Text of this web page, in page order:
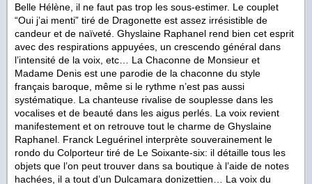
Belle Hélène, il ne faut pas trop les sous-estimer. Le couplet
“Oui j’ai menti” tiré de Dragonette est assez irrésistible de
candeur et de naïveté. Ghyslaine Raphanel rend bien cet esprit
avec des respirations appuyées, un crescendo général dans
l’intensité de la voix, etc… La Chaconne de Monsieur et
Madame Denis est une parodie de la chaconne du style
français baroque, même si le rythme n’est pas aussi
systématique. La chanteuse rivalise de souplesse dans les
vocalises et de beauté dans les aigus perlés. La voix revient
manifestement et on retrouve tout le charme de Ghyslaine
Raphanel. Franck Leguérinel interprète souverainement le
rondo du Colporteur tiré de Le Soixante-six: il détaille tous les
objets que l’on peut trouver dans sa boutique à l’aide de notes
hachées, il a tout d’un Dulcamara donizettien… La voix du